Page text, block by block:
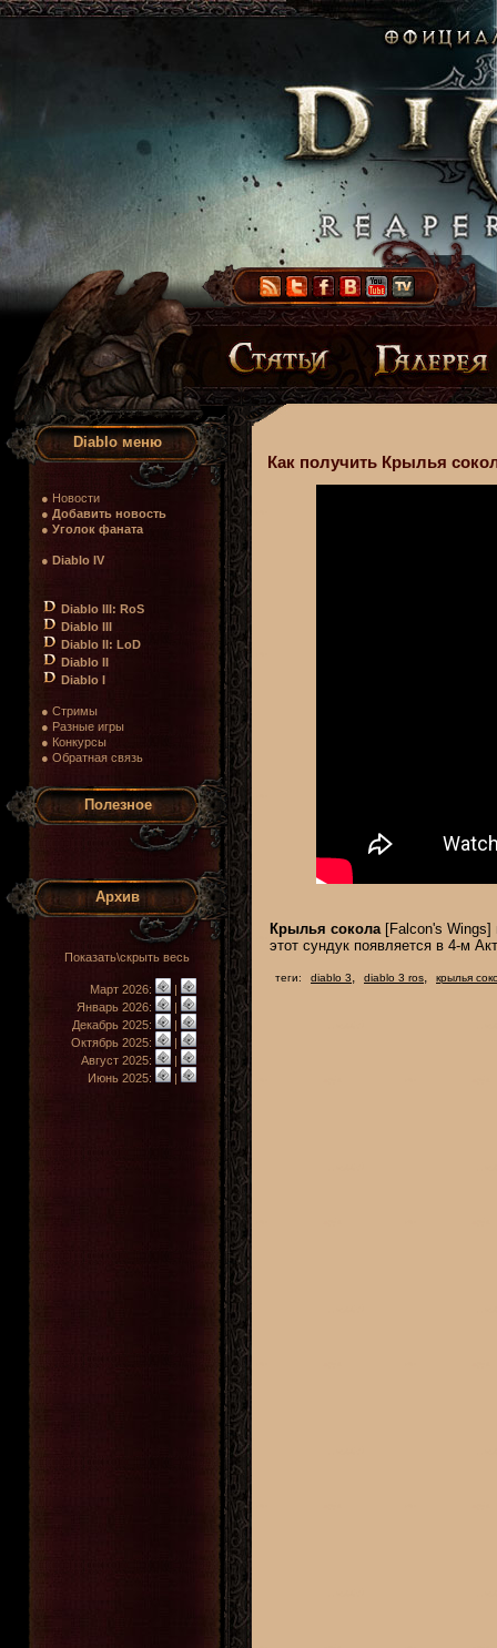
Diablo меню
● Новости
● Добавить новость
● Уголок фаната
● Diablo IV
Diablo III: RoS
Diablo III
Diablo II: LoD
Diablo II
Diablo I
● Стримы
● Разные игры
● Конкурсы
● Обратная связь
Полезное
Архив
Показать\скрыть весь
Март 2026:
|
Январь 2026:
|
Декабрь 2025:
|
Октябрь 2025:
|
Август 2025:
|
Июнь 2025:
|
Как получить Крылья
Крылья сокола[Falcon's Wings]
этот сундук появляется в 4-м
теги: diablo 3, diablo 3 ros, крылья